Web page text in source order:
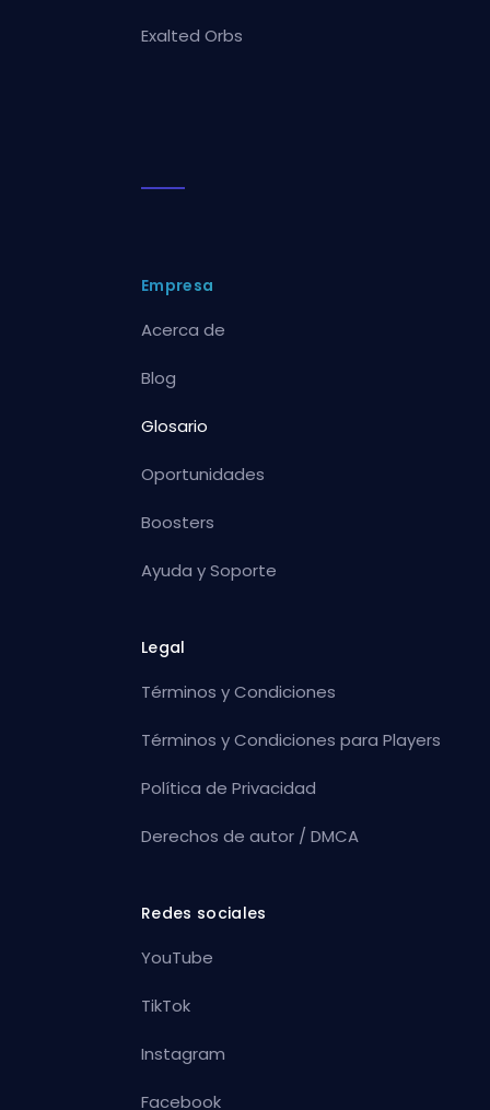
Exalted Orbs
Empresa
Acerca de
Blog
Glosario
Oportunidades
Boosters
Ayuda y Soporte
Legal
Términos y Condiciones
Términos y Condiciones para Players
Política de Privacidad
Derechos de autor / DMCA
Redes sociales
YouTube
TikTok
Instagram
Facebook